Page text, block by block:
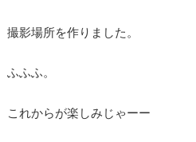
撮影場所を作りました。
ふふふ。
これからが楽しみじゃーー